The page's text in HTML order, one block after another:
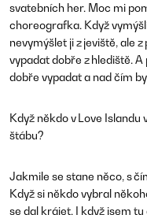
svatebních her. Moc mi
choreografka. Když
nevymýšlet ji z jeviště, ale
vypadat dobře z hlediště.
dobře vypadat a nad čím
Když někdo v Love
štábu?
Jakmile se stane něco, s
Když si někdo vybral
se dal krájet. I když jsem